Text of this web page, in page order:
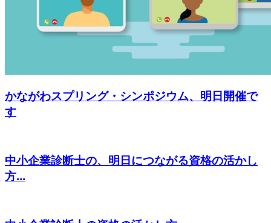
かながわスプリング・シンポジウム、明日開催で
す
中小企業診断士の、明日につながる資格の活かし
方...